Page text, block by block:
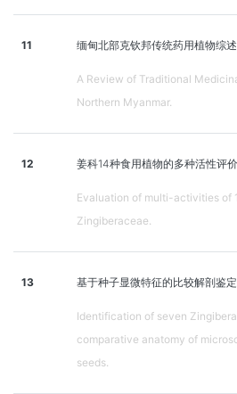
11 缅甸北部克钦邦传统药用植物综述
A Review of Traditional
Northern Myanmar.
12 姜科14种食用植物的多种活性评价
Evaluation of multi-activities of
Zingiberaceae.
13 基于种子显微特征的比较解剖鉴定
Identification of seven
comparative anatomy of
seeds.